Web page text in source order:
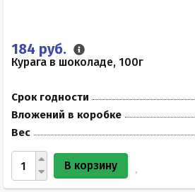
184 руб.
Курага в шоколаде, 100г
Срок годности
Вложений в коробке
Вес
В корзину